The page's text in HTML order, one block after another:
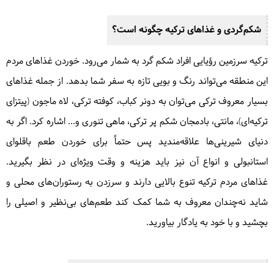
شکم‌گردی و غذاهای ترکیه چگونه است؟
ترکیه سرزمین رؤیایی افراد شکم گرد به شمار می‌رود. خوردن غذاهای مردم
این منطقه می‌تواند رنگ و بویی تازه به سفر شما بدهد. از جمله غذاهای
بسیار معروف ترکی می‌توان به دونر کباب، کوفته ترکی، لاه ماجون (پیتزای
ترکیه‌ای)، مانتی، بادمجان شکم پر ترکی، ماهی تنوری و... اشاره کرد. اگر به
دنیای شیرینی‌ها علاقه‌مندید پس حتماً برای خوردن طعم باقلوای
استانبولی و انواع آن نیز باید هزینه و وقت ویژه‌ای در نظر بگیرید.
غذاهای مردم ترکیه تنوع بالایی دارند و سرزدن به رستوران‌های محلی و
شاید نه‌چندان معروف به شما کمک کند طعم‌های بی‌نظیر و اصیلی را
بچشید و با خود به یادگار بیاورید.